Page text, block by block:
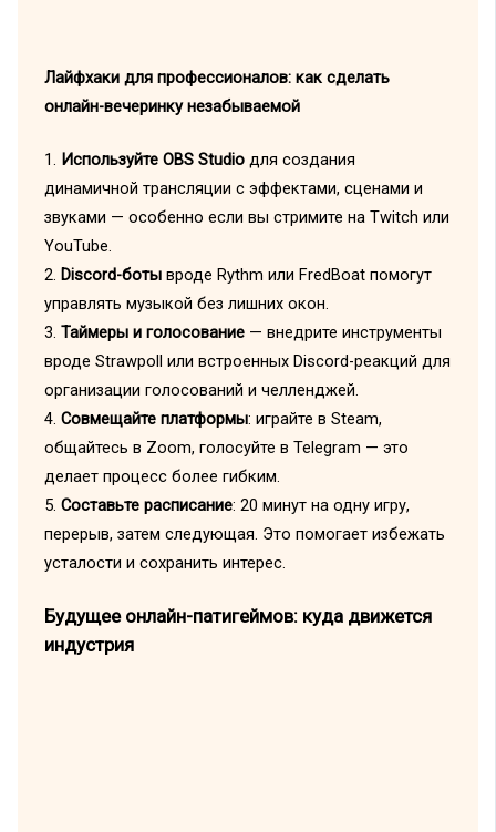
Лайфхаки для профессионалов: как сделать
онлайн-вечеринку незабываемой
1. Используйте OBS Studioдля создания
динамичной трансляции с эффектами, сценами и
звуками — особенно если вы стримите на Twitch или
YouTube.
2. Discord-ботывроде Rythm или FredBoat помогут
управлять музыкой без лишних окон.
3. Таймеры и голосование— внедрите инструменты
вроде Strawpoll или встроенных Discord-реакций для
организации голосований и челленджей.
4. Совмещайте платформы: играйте в Steam,
общайтесь в Zoom, голосуйте в Telegram — это
делает процесс более гибким.
5. Составьте расписание: 20 минут на одну игру,
перерыв, затем следующая. Это помогает избежать
усталости и сохранить интерес.
Будущее онлайн-патигеймов: куда движется
индустрия